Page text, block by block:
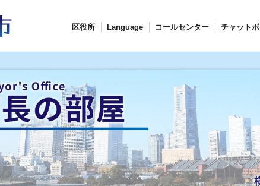
区役所 Language コールセンター チャット